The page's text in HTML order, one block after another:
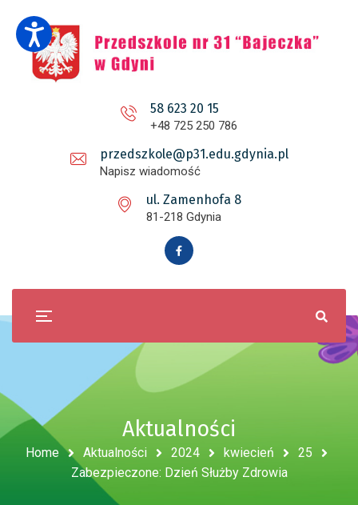
58 623 20 15
+48 725 250 786
przedszkole@p31.edu.gdynia.pl
Napisz wiadomość
ul. Zamenhofa 8
81-218 Gdynia
Aktualności
Home Aktualności 2024 kwiecień
25
Zabezpieczone: Dzień Służby Zdrowia